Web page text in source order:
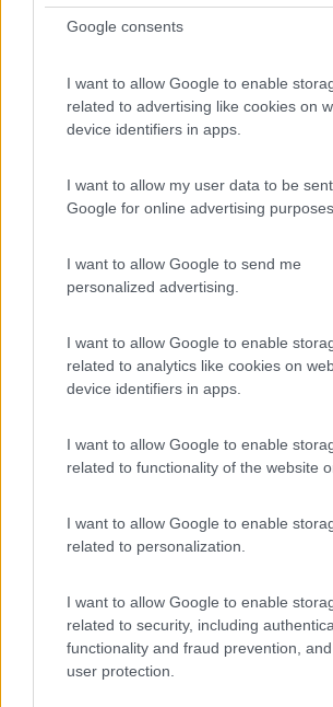
Google consents
I want to allow Google to enable
related to advertising like cookies on
device identifiers in apps.
I want to allow my user data to be
Google for online advertising purposes.
I want to allow Google to send me
personalized advertising.
I want to allow Google to enable
related to analytics like cookies on
device identifiers in apps.
I want to allow Google to enable
related to functionality of the website
I want to allow Google to enable
related to personalization.
I want to allow Google to enable
related to security, including
functionality and fraud prevention,
user protection.
Servizi / Posizione
Area camper comunale, con accesso e
Via Valdilocchi per Via delle Casermette snc
Area di sosta (AA)
AgriCampeggio Ca' Romeo
8 1
Servizi / Posizione